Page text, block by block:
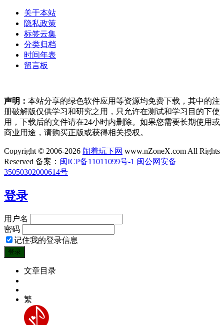
关于本站
隐私政策
标签云集
分类归档
时间年表
留言板
声明： 本站分享的绿色软件应用等资源均免费下载，其中的注
册破解版仅供学习和研究之用，只允许在测试和学习目的下使
用，下载后的文件请在24小时内删除。如果您需要长期使用或
商业用途，请购买正版或获得相关授权。
Copyright © 2006-2026 闹着玩下网 www.nZoneX.com All Rights
Reserved 备案： 闽ICP备11011099号-1 闽公网安备
35050302000614号
登录
用户名
密码
记住我的登录信息
文章目录
繁